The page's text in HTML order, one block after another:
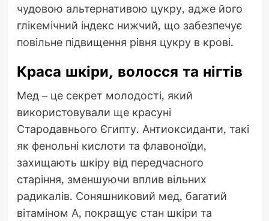
чудовою альтернативою цукру, адже його
глікемічний індекс нижчий, що забезпечує
повільне підвищення рівня цукру в крові.
Краса шкіри, волосся та нігтів
Мед – це секрет молодості, який
використовували ще красуні
Стародавнього Єгипту. Антиоксиданти, такі
як фенольні кислоти та флавоноїди,
захищають шкіру від передчасного
старіння, зменшуючи вплив вільних
радикалів. Соняшниковий мед, багатий
вітаміном А, покращує стан шкіри та